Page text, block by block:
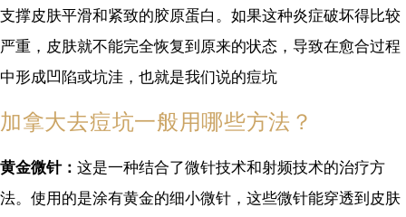
支撑皮肤平滑和紧致的胶原蛋白。如果这种炎症破坏得比较
严重，皮肤就不能完全恢复到原来的状态，导致在愈合过程
中形成凹陷或坑洼，也就是我们说的痘坑
加拿大去痘坑一般用哪些方法？
黄金微针： 这是一种结合了微针技术和射频技术的治疗方
法。使用的是涂有黄金的细小微针，这些微针能穿透到皮肤